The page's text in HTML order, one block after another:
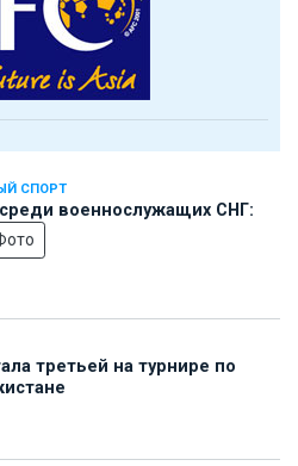
СПОРТ
военнослужащих СНГ:
третьей на турнире по